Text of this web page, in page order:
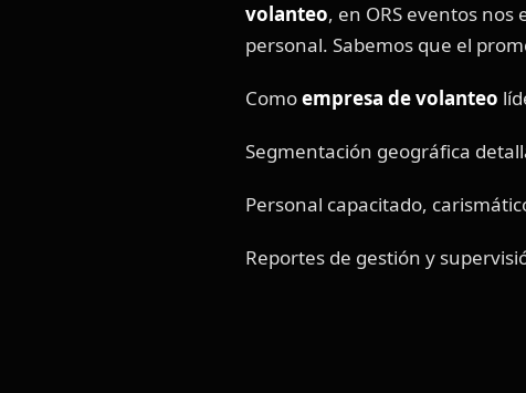
volanteo, en ORS eventos
personal. Sabemos que el
Comoempresa de volanteo
Segmentación geográfica
Personal capacitado,
Reportes de gestión y